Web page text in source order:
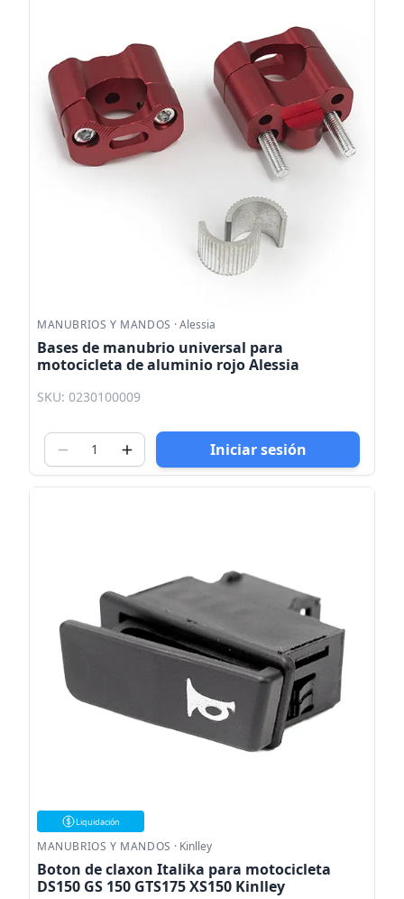
MANUBRIOS Y MANDOS ·Alessia
Bases de manubrio universal para
motocicleta de aluminio rojo Alessia
SKU: 0230100009
Iniciar sesión
Liquidación
MANUBRIOS Y MANDOS · Kinlley
Boton de claxon Italika para motocicleta
DS150 GS 150 GTS175 XS150 Kinlley